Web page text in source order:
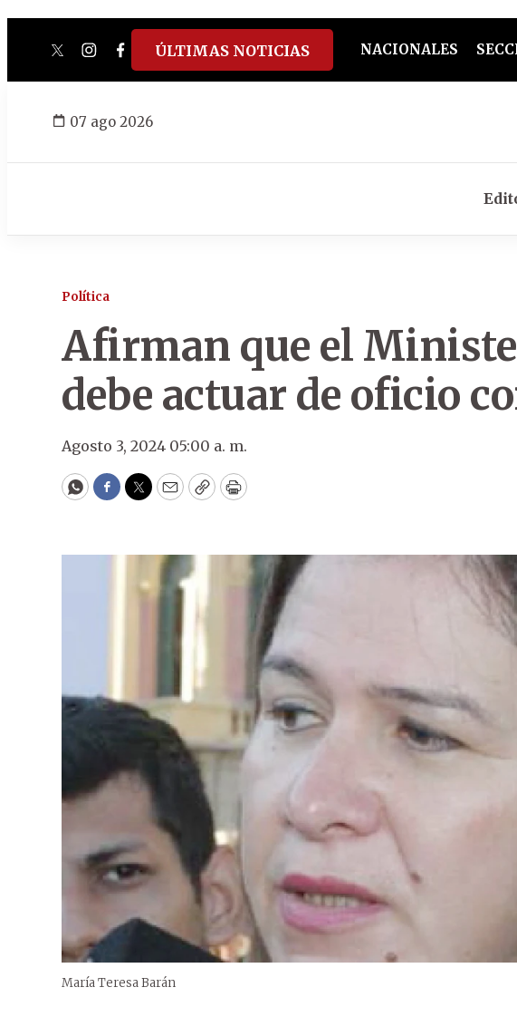
twitterinstagram
facebook
tiktokyoutube
spotify
ÚLTIMAS NOTICIAS NACIONALES
07 ago 2026
Política
Afirman que el
debe actuar de oficio
Agosto 3, 2024 05:00 a. m.
WhatsApp
Facebook
Twitter
EmailCopyPrint
María Teresa Barán